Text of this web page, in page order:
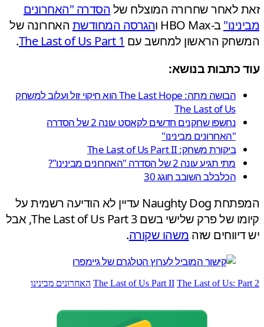
לאחר שחרורה המוצלח של הסדרה "האחרונים
ב-HBO Max ו הגרסה המחודשתהאחרונה של
הראשון למחשב עםThe Last of Us Part 1
.
כתבות בנושא:
הבושה מתה: The Last Hope הוא חיקוי זול ועלוב למשחק
The Last of Us
נחשפו שחקנים חדשים לקאסט עונה 2 של הסדרה
"האחרונים מבינינו"
ביקורת משחק: The Last of Us Part II
מתי תגיע עונה 2 של הסדרה "האחרונים מבינינו"?
הכלבלב השובב חוגג 30
המפתחת Naughty Dog עדיין לא הודיעה רשמית על
קיומו של פרק שלישי בשם The Last of Us Part 3, אבל
שזהמשהו שקורה.
The Last of Us Part II The Last of Us: האחרונים מבינינו